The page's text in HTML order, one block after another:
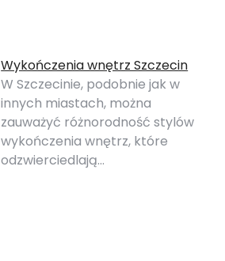
Wykończenia wnętrz Szczecin
W Szczecinie, podobnie jak w
innych miastach, można
zauważyć różnorodność stylów
wykończenia wnętrz, które
odzwierciedlają…